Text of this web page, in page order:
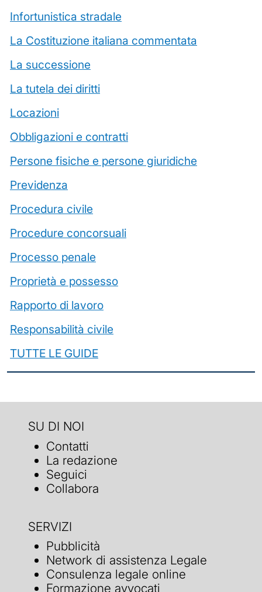
Infortunistica stradale
La Costituzione italiana commentata
La successione
La tutela dei diritti
Locazioni
Obbligazioni e contratti
Persone fisiche e persone giuridiche
Previdenza
Procedura civile
Procedure concorsuali
Processo penale
Proprietà e possesso
Rapporto di lavoro
Responsabilità civile
TUTTE LE GUIDE
SU DI NOI
Contatti
La redazione
Seguici
Collabora
SERVIZI
Pubblicità
Network di assistenza Legale
Consulenza legale online
Formazione avvocati